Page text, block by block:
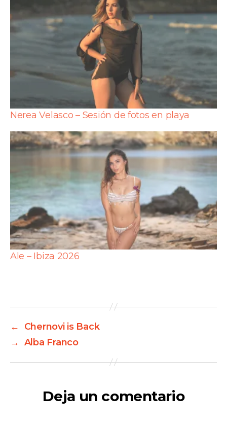
Nerea Velasco – Sesión de fotos en playa
Ale – Ibiza 2026
←
Chernovi is Back
→ Alba Franco
Deja un comentario